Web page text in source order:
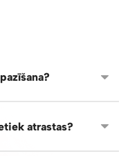
grimu vai
atpazīt pēc sejas,
atkarībā no galerijas
atrastas?